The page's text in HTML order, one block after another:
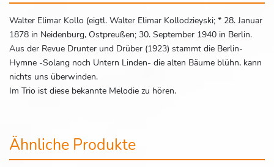
Walter Elimar Kollo (eigtl. Walter Elimar Kollodzieyski; * 28. Januar
1878 in Neidenburg, Ostpreußen; 30. September 1940 in Berlin.
Aus der Revue Drunter und Drüber (1923) stammt die Berlin-
Hymne -Solang noch Untern Linden- die alten Bäume blühn, kann
nichts uns überwinden.
Im Trio ist diese bekannte Melodie zu hören.
Ähnliche Produkte